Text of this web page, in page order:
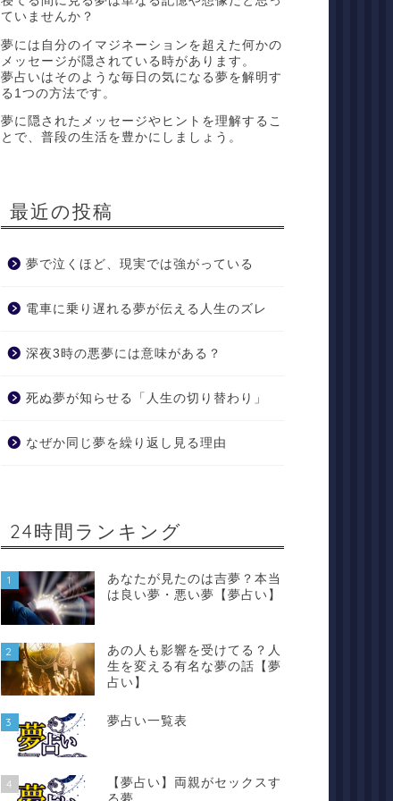
ていませんか？
夢には自分のイマジネーションを超えた何かの
メッセージが隠されている時があります。
夢占いはそのような毎日の気になる夢を解明す
る1つの方法です。
夢に隠されたメッセージやヒントを理解するこ
とで、普段の生活を豊かにしましょう。
最近の投稿
夢で泣くほど、現実では強がっている
電車に乗り遅れる夢が伝える人生のズレ
深夜3時の悪夢には意味がある？
死ぬ夢が知らせる「人生の切り替わり」
なぜか同じ夢を繰り返し見る理由
24時間ランキング
1
あなたが見たのは吉夢？本当
は良い夢・悪い夢【夢占い】
2
あの人も影響を受けてる？人
生を変える有名な夢の話【夢
占い】
3 夢占い一覧表
4
【夢占い】両親がセックスす